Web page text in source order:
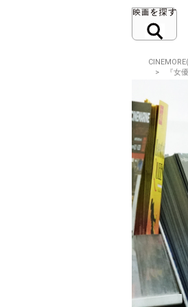
『女